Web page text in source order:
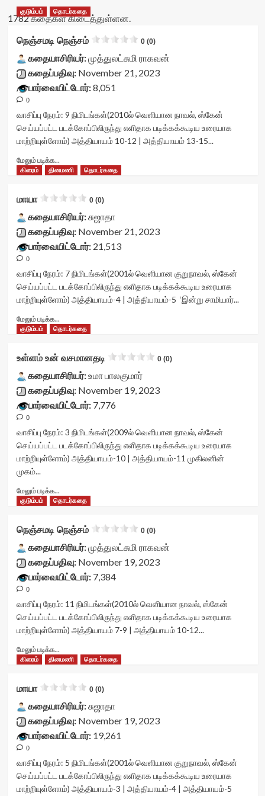
1782 கதைகள் கிடைத்துள்ளன.
குடும்பம் தொடர்கதை
நெஞ்சமடி நெஞ்சம் 0 (0)
கதையாசிரியர்:முத்துலட்சுமி ராகவன்
கதைப்பதிவு:November 21, 2023
பார்வையிட்டோர்:8,051
0
வாசிப்பு நேரம்: 9 நிமிடங்கள்(2010ல் வெளியான நாவல், ஸ்கேன்
செய்யப்பட்ட படக்கோப்பிலிருந்து எளிதாக படிக்கக்கூடிய உரையாக
மாற்றியுள்ளோம்) அத்தியாயம் 10-12 | அத்தியாயம் 13-15...
மேலும் படிக்க...
more
நெஞ்சமடி
நெஞ்சம்<div
class="yasr-
vv-
stars-
title-
<div
class='yasr-
stars-
title
rater-
visitor-
votes-
rater-
6c300f9178a63'
rating='0'
data-
rater-
starsize='16'
postid='41944'
data-
readonly='true'
readonly-
attribute='true'
>
class='yasr-
stars-
title-
(0)
</span>
கிரைம் தினமணி தொடர்கதை
மாயா 0 (0)
கதையாசிரியர்:சுஜாதா
கதைப்பதிவு:November 21, 2023
பார்வையிட்டோர்:21,513
0
வாசிப்பு நேரம்: 7 நிமிடங்கள்(2001ல் வெளியான குறுநாவல், ஸ்கேன்
செய்யப்பட்ட படக்கோப்பிலிருந்து எளிதாக படிக்கக்கூடிய உரையாக
மாற்றியுள்ளோம்) அத்தியாயம்-4 | அத்தியாயம்-5 ‘இன்று சாமியார்...
மேலும் படிக்க...
more
class="yasr-
vv-
stars-
title-
container">
class='yasr-
stars-
title
yasr-
id='yasr-
visitor-
readonly-
rater-
2831633060fa7'
data-
rating='0'
starsize='16'
data-
rater-
data-
rater-
data-
readonly-
attribute='true'
>
</div>
stars-
title-
average'>0
குடும்பம் தொடர்கதை
உள்ளம் உன் வசமானதடி 0 (0)
கதையாசிரியர்:உமா பாலகுமார்
கதைப்பதிவு:November 19, 2023
பார்வையிட்டோர்:7,776
0
வாசிப்பு நேரம்: 3 நிமிடங்கள்(2009ல் வெளியான நாவல், ஸ்கேன்
செய்யப்பட்ட படக்கோப்பிலிருந்து எளிதாக படிக்கக்கூடிய உரையாக
மாற்றியுள்ளோம்) அத்தியாயம்-10 | அத்தியாயம்-11 முகிலனின்
முகம்...
மேலும் படிக்க...
more
உள்ளம்
உன்
வசமானதடி<div
class="yasr-
vv-
stars-
container">
<div
class='yasr-
stars-
yasr-
id='yasr-
visitor-
readonly-
rater-
data-
rating='0'
data-
rater-
குடும்பம் தொடர்கதை
நெஞ்சமடி நெஞ்சம் 0 (0)
கதையாசிரியர்:முத்துலட்சுமி ராகவன்
கதைப்பதிவு:November 19, 2023
பார்வையிட்டோர்:7,384
0
வாசிப்பு நேரம்: 11 நிமிடங்கள்(2010ல் வெளியான நாவல், ஸ்கேன்
செய்யப்பட்ட படக்கோப்பிலிருந்து எளிதாக படிக்கக்கூடிய உரையாக
மாற்றியுள்ளோம்) அத்தியாயம் 7-9 | அத்தியாயம் 10-12...
மேலும் படிக்க...
more
நெஞ்சமடி
நெஞ்சம்<div
class="yasr-
vv-
stars-
title-
<div
class='yasr-
stars-
title
கிரைம் தினமணி தொடர்கதை
மாயா 0 (0)
கதையாசிரியர்:சுஜாதா
கதைப்பதிவு:November 19, 2023
பார்வையிட்டோர்:19,261
0
வாசிப்பு நேரம்: 5 நிமிடங்கள்(2001ல் வெளியான குறுநாவல், ஸ்கேன்
செய்யப்பட்ட படக்கோப்பிலிருந்து எளிதாக படிக்கக்கூடிய உரையாக
மாற்றியுள்ளோம்) அத்தியாயம்-3 | அத்தியாயம்-4 | அத்தியாயம்-5